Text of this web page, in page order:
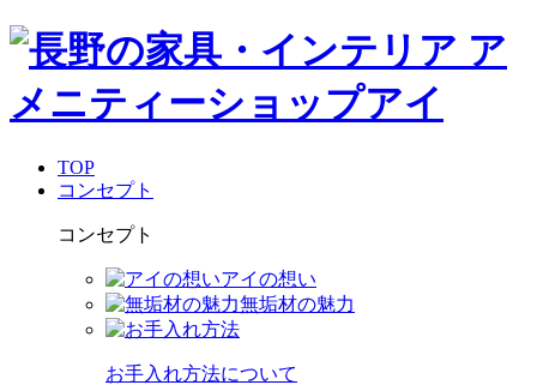
TOP
コンセプト
コンセプト
アイの想い
無垢材の魅力
お手入れ方法について